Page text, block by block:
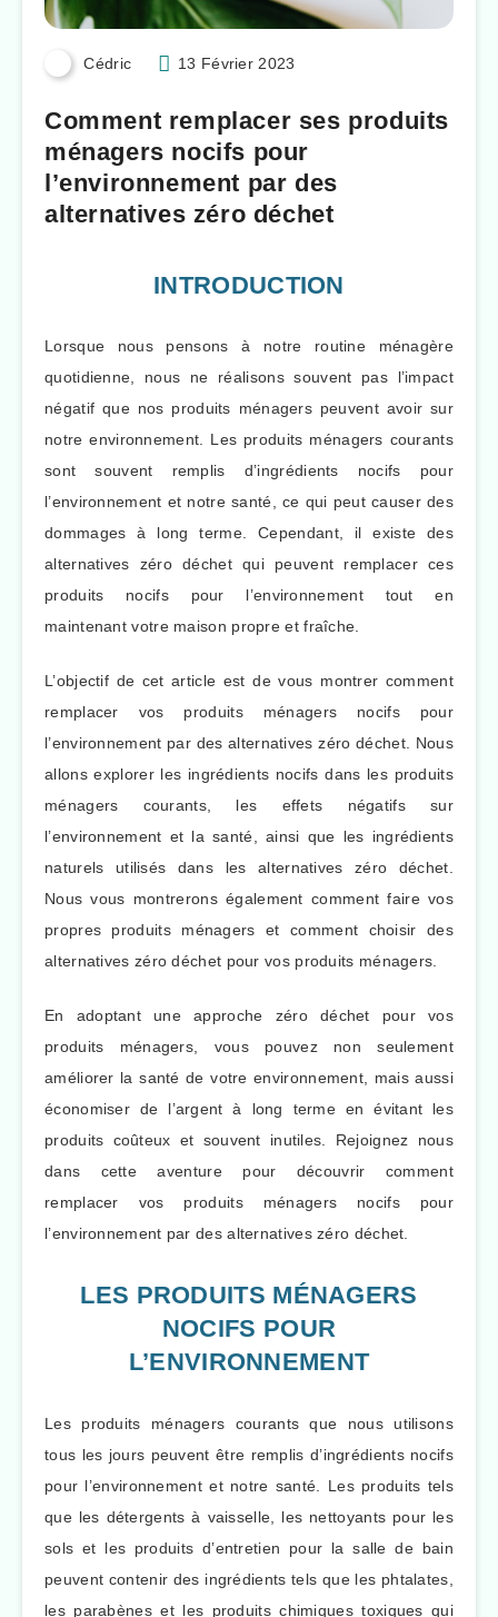
Cédric 13 Février 2023
Comment remplacer ses produits
ménagers nocifs pour
l’environnement par des
alternatives zéro déchet
INTRODUCTION
Lorsque nous pensons à notre routine ménagère
quotidienne, nous ne réalisons souvent pas l’impact
négatif que nos produits ménagers peuvent avoir sur
notre environnement. Les produits ménagers courants
sont souvent remplis d’ingrédients nocifs pour
l’environnement et notre santé, ce qui peut causer des
dommages à long terme. Cependant, il existe des
alternatives zéro déchet qui peuvent remplacer ces
produits nocifs pour l’environnement tout en
maintenant votre maison propre et fraîche.
L’objectif de cet article est de vous montrer comment
remplacer vos produits ménagers nocifs pour
l’environnement par des alternatives zéro déchet. Nous
allons explorer les ingrédients nocifs dans les produits
ménagers courants, les effets négatifs sur
l’environnement et la santé, ainsi que les ingrédients
naturels utilisés dans les alternatives zéro déchet.
Nous vous montrerons également comment faire vos
propres produits ménagers et comment choisir des
alternatives zéro déchet pour vos produits ménagers.
En adoptant une approche zéro déchet pour vos
produits ménagers, vous pouvez non seulement
améliorer la santé de votre environnement, mais aussi
économiser de l’argent à long terme en évitant les
produits coûteux et souvent inutiles. Rejoignez nous
dans cette aventure pour découvrir comment
remplacer vos produits ménagers nocifs pour
l’environnement par des alternatives zéro déchet.
LES PRODUITS MÉNAGERS
NOCIFS POUR
L’ENVIRONNEMENT
Les produits ménagers courants que nous utilisons
tous les jours peuvent être remplis d’ingrédients nocifs
pour l’environnement et notre santé. Les produits tels
que les détergents à vaisselle, les nettoyants pour les
sols et les produits d’entretien pour la salle de bain
peuvent contenir des ingrédients tels que les phtalates,
les parabènes et les produits chimiques toxiques qui